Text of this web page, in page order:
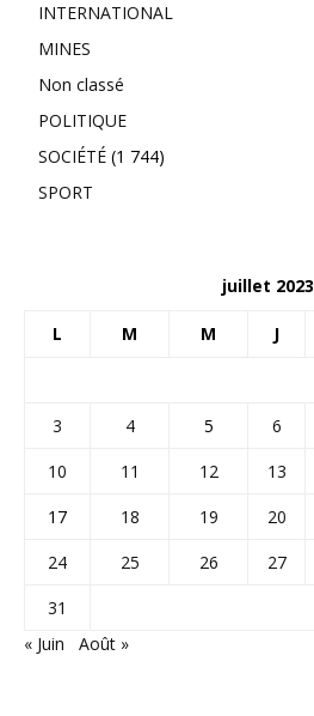
INTERNATIONAL
MINES
Non classé
POLITIQUE
SOCIÉTÉ (1 744)
SPORT
juillet 2023
L M M J
3
4 5 6
10
11 12 13
17
18 19 20
24
25 26 27
31
« Juin
Août »